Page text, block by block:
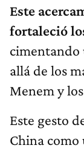
Este
fortaleció
cimentando
allá de los
Menem y
Este gesto
China como